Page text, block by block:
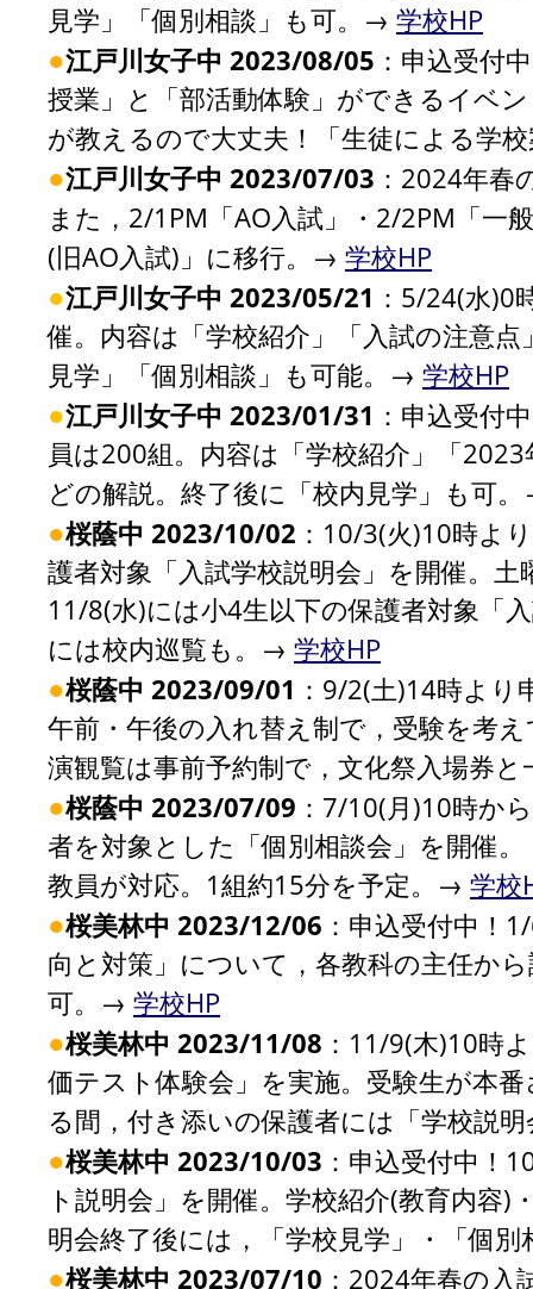
見学」「個別相談」も可。→ 学校HP
●江戸川女子中 2023/08/05 ：申込受付
授業」と「部活動体験」ができるイベ
が教えるので大丈夫！「生徒による学
●江戸川女子中 2023/07/03 ：2024年春
また，2/1PM「AO入試」・2/2PM「一
(旧AO入試)」に移行。→ 学校HP
●江戸川女子中 2023/05/21 ：5/24(水)0
催。内容は「学校紹介」「入試の注意
見学」「個別相談」も可能。→ 学校HP
●江戸川女子中 2023/01/31 ：申込受付
員は200組。内容は「学校紹介」「
どの解説。終了後に「校内見学」も可
●桜蔭中 2023/10/02 ：10/3(火)10時よ
護者対象「入試学校説明会」を開催。
11/8(水)には小4生以下の保護者対象「
には校内巡覧も。→ 学校HP
●桜蔭中 2023/09/01 ：9/2(土)14時よ
午前・午後の入れ替え制で，受験を考
演観覧は事前予約制で，文化祭入場券
●桜蔭中 2023/07/09 ：7/10(月)10時か
者を対象とした「個別相談会」を開催
教員が対応。1組約15分を予定。→ 学校
●桜美林中 2023/12/06 ：申込受付中！
向と対策」について，各教科の主任か
可。→ 学校HP
●桜美林中 2023/11/08 ：11/9(木)10時
価テスト体験会」を実施。受験生が本
る間，付き添いの保護者には「学校説
●桜美林中 2023/10/03 ：申込受付中！
ト説明会」を開催。学校紹介(教育内容
明会終了後には，「学校見学」・「個
●桜美林中 2023/07/10 ：2024年春の